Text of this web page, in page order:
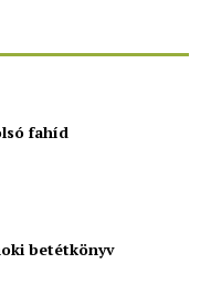
fahíd
betétkönyv